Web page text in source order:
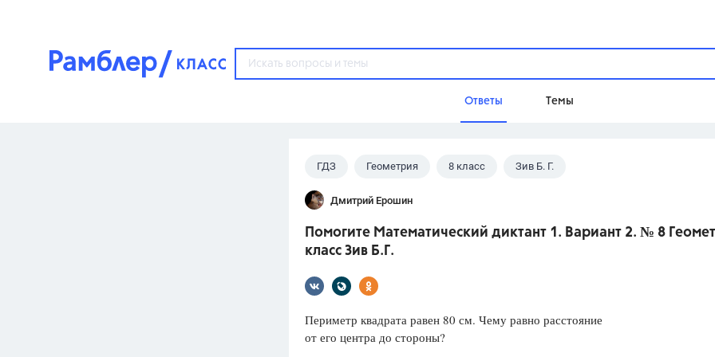
Ответы Темы
Популярные темы
ГДЗ
ОГЭ
ФИПИ
Домашнее задание
ГДЗ Геометрия 8 класс Зив Б. Г.
Дмитрий Ерошин
Помогите Математический диктант 1. Вариант 2. № 8
класс Зив Б.Г.
Периметр квадрата равен 80 см. Чему равно расстояние
от его центра до стороны?